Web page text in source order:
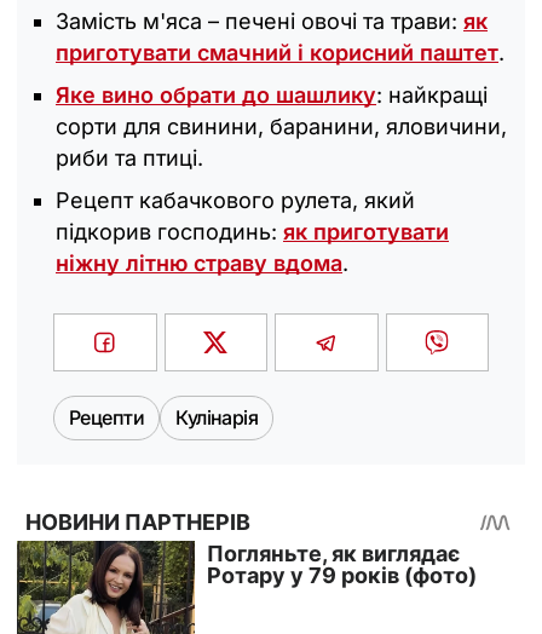
Замість м'яса – печені овочі та трави: як
приготувати смачний і корисний паштет.
Яке вино обрати до шашлику: найкращі
сорти для свинини, баранини, яловичини,
риби та птиці.
Рецепт кабачкового рулета, який
підкорив господинь: як приготувати
ніжну літню страву вдома.
Рецепти Кулінарія